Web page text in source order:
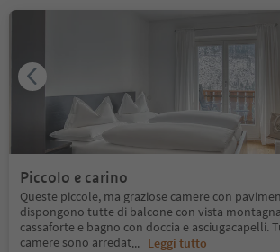
Piccolo e carino
Queste piccole, ma graziose camere con
dispongono tutte di balcone con vista
cassaforte e bagno con doccia e asciugacapelli.
camere sono arredat... Leggi tutto